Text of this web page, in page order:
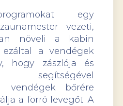
egy
vezeti,
növeli a kabin
ezáltal a vendégek
hogy zászlója és
segítségével
vendégek bőrére
a forró levegőt. A